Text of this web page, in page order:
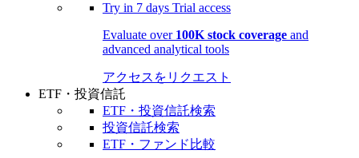
Try in 7 days Trial access
Evaluate over 100K stock coverage and
advanced analytical tools
アクセスをリクエスト
ETF・投資信託
ETF・投資信託検索
投資信託検索
ETF・ファンド比較